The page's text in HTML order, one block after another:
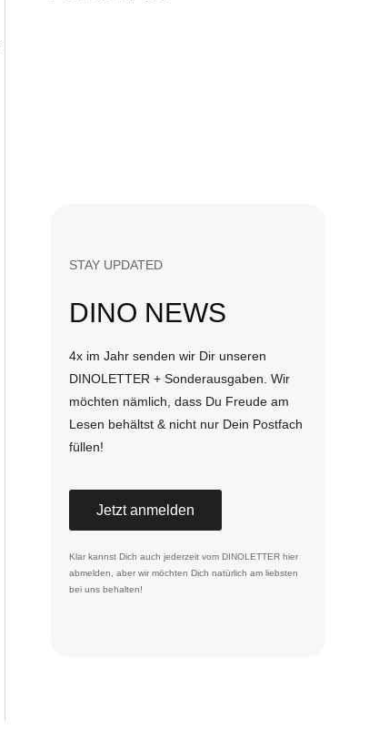
STAY UPDATED
DINO NEWS
4x im Jahr senden wir Dir unseren
DINOLETTER + Sonderausgaben. Wir
möchten nämlich, dass Du Freude am
Lesen behältst & nicht nur Dein Postfach
füllen!
Jetzt anmelden
Klar kannst Dich auch jederzeit vom DINOLETTER hier
abmelden , aber wir möchten Dich natürlich am liebsten
bei uns behalten!